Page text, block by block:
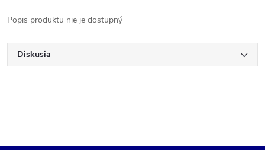
Popis produktu nie je dostupný
Diskusia